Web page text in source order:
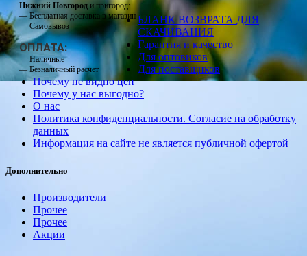
Нижний Новгороди пригород:
— Бесплатная доставка в магазин
— Самовывоз
ОПЛАТА:
— Наличные
— Безналичный расчет
БЛАНК ВОЗВРАТА ДЛЯ
СКАЧИВАНИЯ
Гарантия и качество
Для оптовиков
Для поставщиков
Почему не видно цен
Почему у нас выгодно?
О нас
Политика конфиденциальности. Согласие на обработку
данных
Информация на сайте не является публичной офертой
Дополнительно
Производители
Прочее
Прочее
Акции